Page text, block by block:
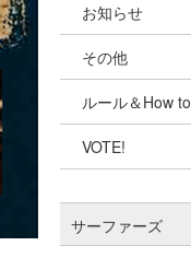
湘南
千葉北
伊豆
千葉南
四国
お知らせ
その他
ルール＆How to
VOTE!
サーファーズ